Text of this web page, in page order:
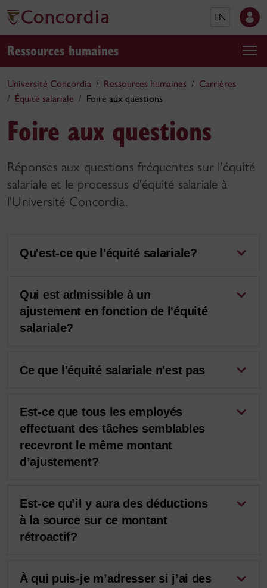
EN
Ressources humaines
Université Concordia Ressources humaines
Carrières
Équité salariale
Foire aux questions
Foire aux questions
Réponses aux questions fréquentes sur l'équité
salariale et le processus d'équité salariale à
l'Université Concordia.
Qu'est-ce que l'équité salariale?
Qui est admissible à un
ajustement en fonction de l'équité
salariale?
Ce que l'équité salariale n'est pas
Est-ce que tous les employés
effectuant des tâches semblables
recevront le même montant
d’ajustement?
Est-ce qu’il y aura des déductions
à la source sur ce montant
rétroactif?
À qui puis-je m’adresser si j’ai des